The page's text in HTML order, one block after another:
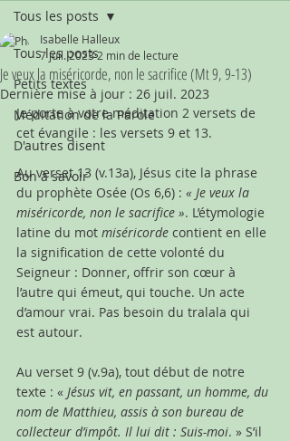
Tous les posts
Petits textes
Méditation de la Parole
D'autres disent
Bon à savoir
Tous les posts
Je veux la miséricorde, non le sacrifice (Mt 9, 9-13)
Isabelle Halleux
7 juil. 20232 min de lecture
Dernière mise à jour : 26 juil. 2023
Je porte à votre méditation 2 versets de
cet évangile : les versets 9 et 13.
Au verset 13 (v.13a), Jésus cite la phrase
du prophète Osée (Os 6,6) : « Je veux la
miséricorde, non le sacrifice ». L’étymologie
latine du mot miséricorde contient en elle
la signification de cette volonté du
Seigneur : Donner, offrir son cœur à
l’autre qui émeut, qui touche. Un acte
d’amour vrai. Pas besoin du tralala qui
est autour.
Au verset 9 (v.9a), tout début de notre
texte : « Jésus vit, en passant, un homme, du
nom de Matthieu, assis à son bureau de
collecteur d’impôt. Il lui dit : Suis-moi. » S’il